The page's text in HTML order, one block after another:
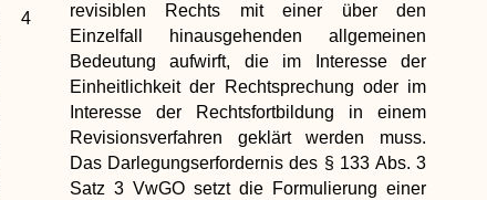
4
revisiblen Rechts mit einer über den
Einzelfall hinausgehenden allgemeinen
Bedeutung aufwirft, die im Interesse der
Einheitlichkeit der Rechtsprechung oder im
Interesse der Rechtsfortbildung in einem
Revisionsverfahren geklärt werden muss.
Das Darlegungserfordernis des § 133 Abs. 3
Satz 3 VwGO setzt die Formulierung einer